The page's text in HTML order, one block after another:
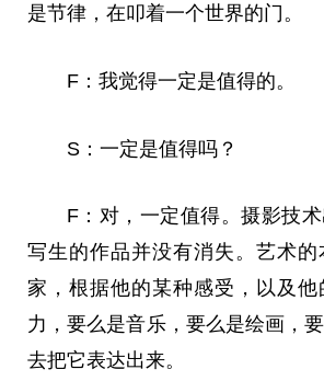
是节律，在叩着一个世界的门。
F：我觉得一定是值得的。
S：一定是值得吗？
F：对，一定值得。摄影技
写生的作品并没有消失。艺术
家，根据他的某种感受，以及
力，要么是音乐，要么是绘画，
去把它表达出来。